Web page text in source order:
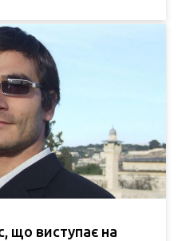
що виступає на